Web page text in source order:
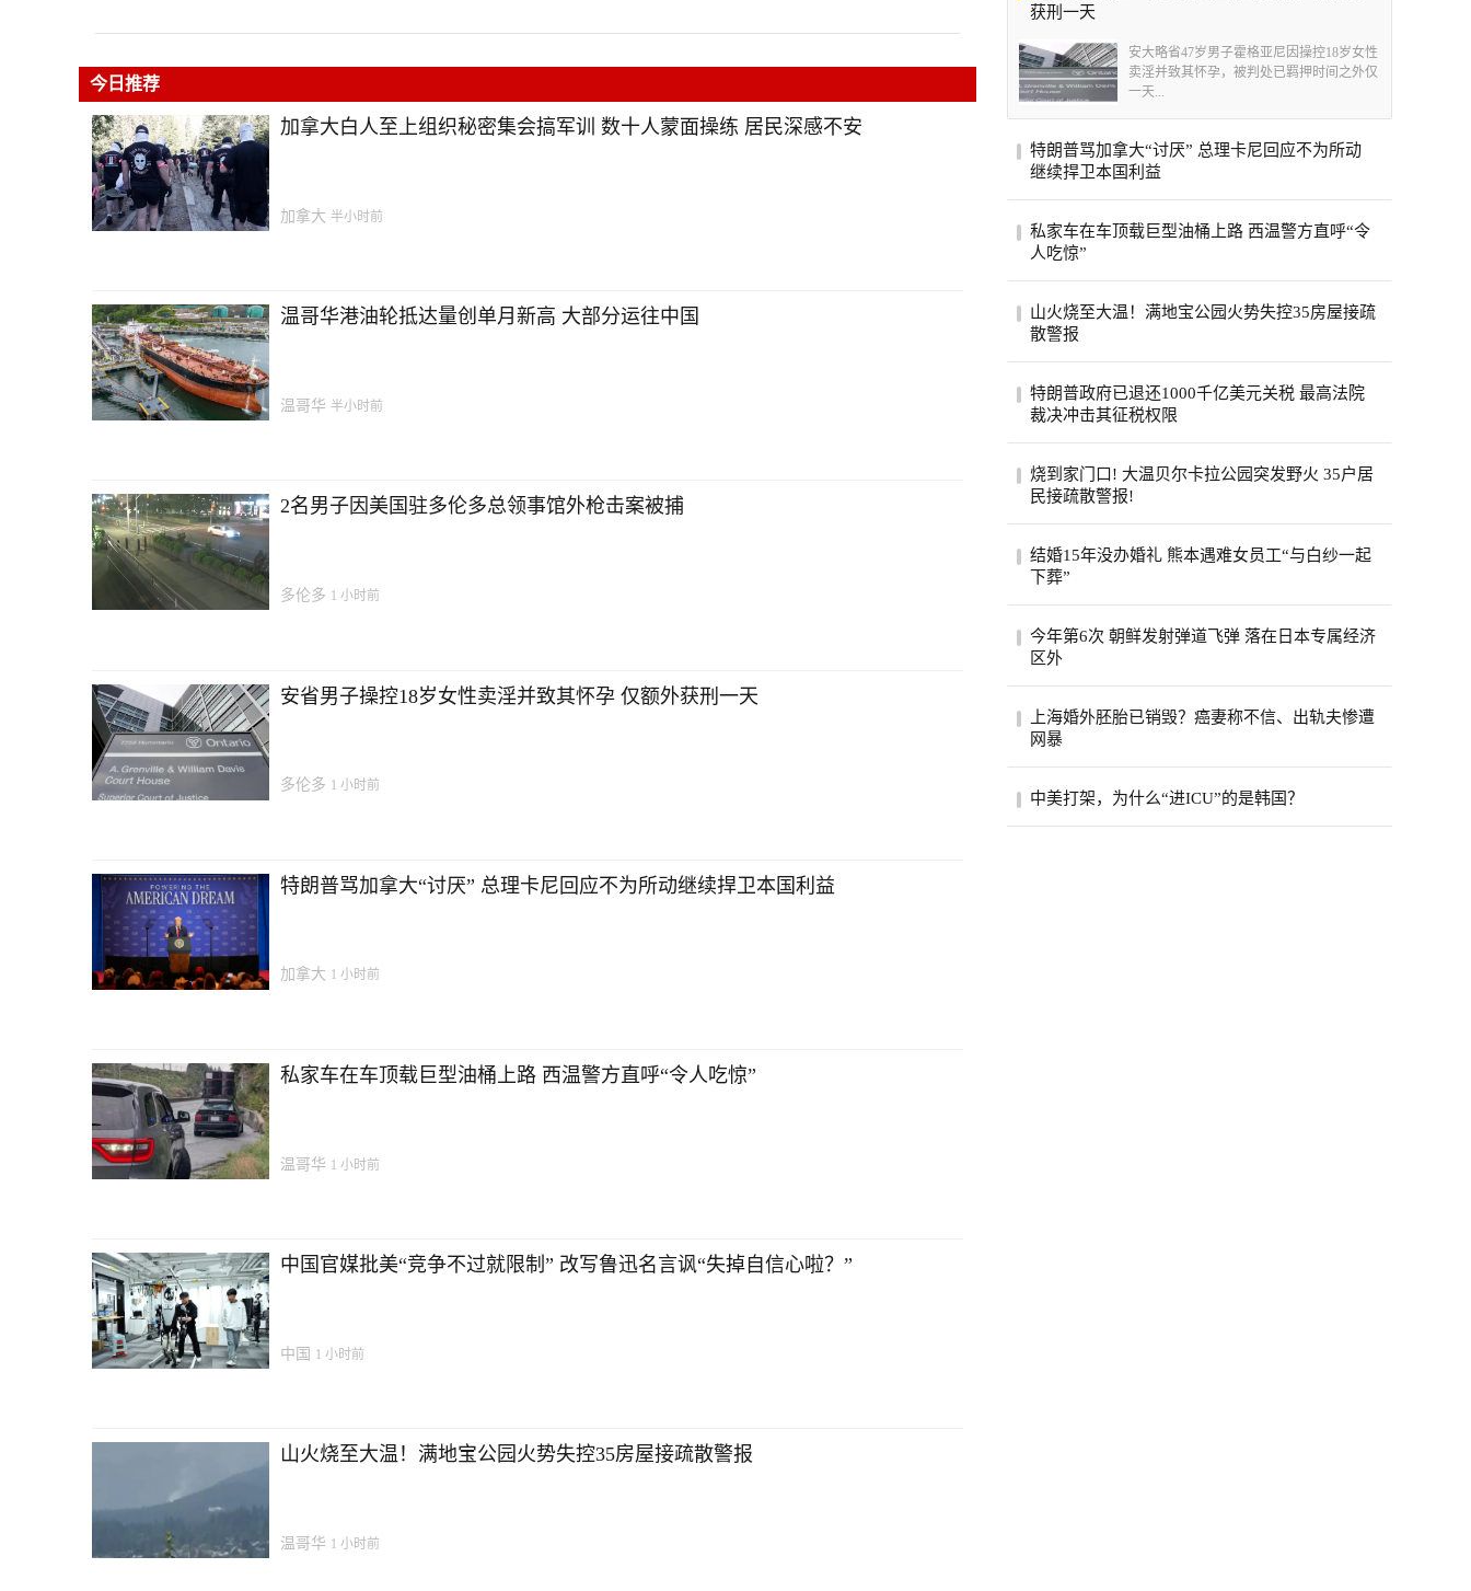
今日推荐
加拿大白人至上组织秘密集会搞军训 数十人蒙面操练 居民深感不安
加拿大 半小时前
温哥华港油轮抵达量创单月新高 大部分运往中国
温哥华 半小时前
2名男子因美国驻多伦多总领事馆外枪击案被捕
多伦多 1 小时前
安省男子操控18岁女性卖淫并致其怀孕 仅额外获刑一天
多伦多 1 小时前
特朗普骂加拿大“讨厌” 总理卡尼回应不为所动继续捍卫本国利益
加拿大 1 小时前
私家车在车顶载巨型油桶上路 西温警方直呼“令人吃惊”
温哥华 1 小时前
中国官媒批美“竞争不过就限制” 改写鲁迅名言讽“失掉自信心啦？”
中国 1 小时前
山火烧至大温！满地宝公园火势失控35房屋接疏散警报
温哥华 1 小时前
获刑一天
安大略省47岁男子霍格亚尼因操控18岁女性
卖淫并致其怀孕，被判处已羁押时间之外仅
一天...
特朗普骂加拿大“讨厌” 总理卡尼回应不为所动
继续捍卫本国利益
将继续捍卫本国利益，同一天加美贸易官员
私家车在车顶载巨型油桶上路 西温警方直呼“令
人吃惊”
期间进行的一次罕见的交通拦截。西温警局
山火烧至大温！满地宝公园火势失控35房屋接疏
散警报
发生山火，当局下午稍晚更新消息，称已有
两...
特朗普政府已退还1000千亿美元关税 最高法院
裁决冲击其征税权限
据国际紧急经济权力法所征税款的六成。最
高法...
烧到家门口! 大温贝尔卡拉公园突发野火 35户居
民接疏散警报!
火，安莫尔村35处房产接疏散警报。高压电
结婚15年没办婚礼 熊本遇难女员工“与白纱一起
下葬”
城熊本。(欧新社)日本熊本县“永旺梦乐城熊
今年第6次 朝鲜发射弹道飞弹 落在日本专属经济
区外
发射飞弹的新闻报导。（美联社）南韩联合
上海婚外胚胎已销毁？癌妻称不信、出轨夫惨遭
网暴
(取材自浪涨新闻)江苏无锡患癌妻子朱女士
中美打架，为什么“进ICU”的是韩国？